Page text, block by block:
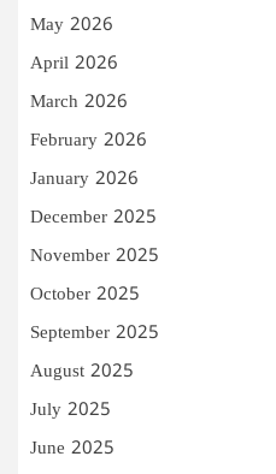
May 2026
April 2026
March 2026
February 2026
January 2026
December 2025
November 2025
October 2025
September 2025
August 2025
July 2025
June 2025